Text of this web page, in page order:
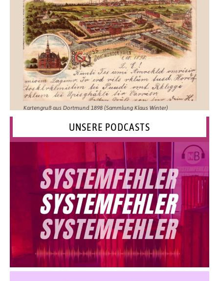
Kartengruß aus Dortmund 1898 (Sammlung Klaus Winter)
UNSERE PODCASTS